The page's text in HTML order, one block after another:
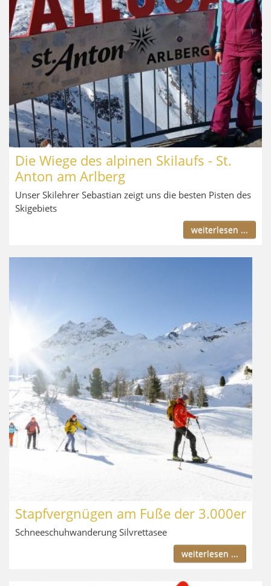
Die Wiege des alpinen Skilaufs - St.
Anton am Arlberg
Unser Skilehrer Sebastian zeigt uns die besten Pisten des
Skigebiets
weiterlesen ...
Stapfvergnügen am Fuße der 3.000er
Schneeschuhwanderung Silvrettasee
weiterlesen ...